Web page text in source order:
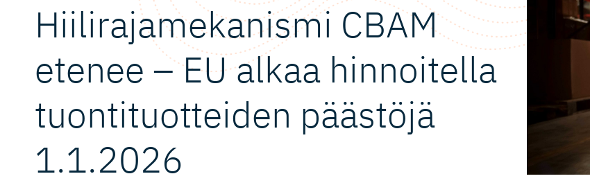
Hiiliraja­me­kanismi CBAM
etenee – EU alkaa hinnoitella
tuontituot­teiden päästöjä
1.1.2026